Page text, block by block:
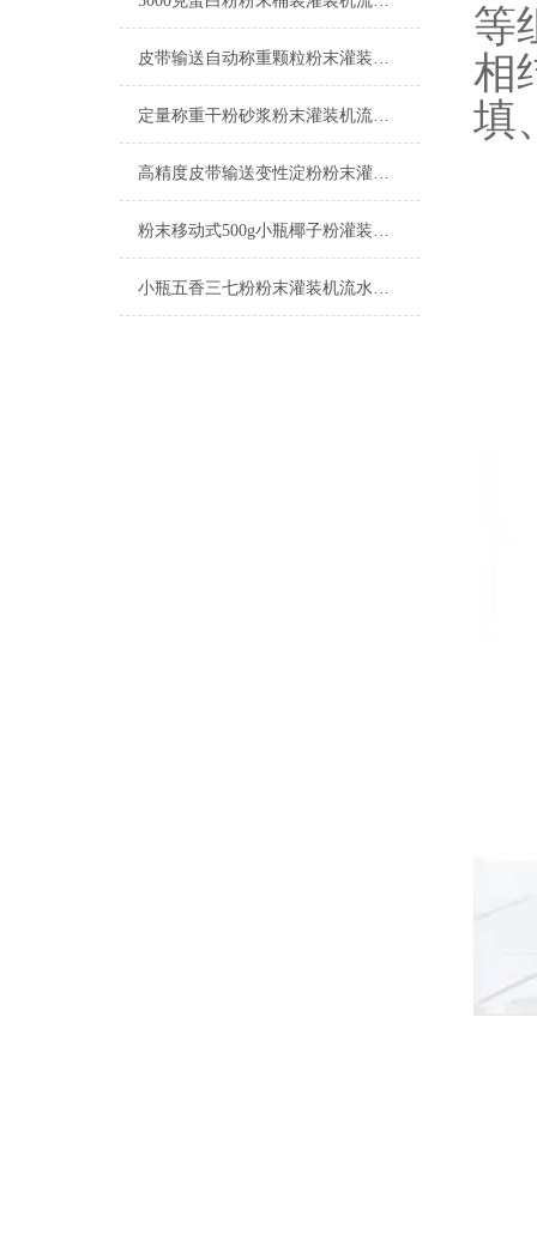
皮带输送自动称重颗粒粉末灌装机流水线
定量称重干粉砂浆粉末灌装机流水线简介
高精度皮带输送变性淀粉粉末灌装机流水线
粉末移动式500g小瓶椰子粉灌装机流水线参数
小瓶五香三七粉粉末灌装机流水线产品简介
等
相
填